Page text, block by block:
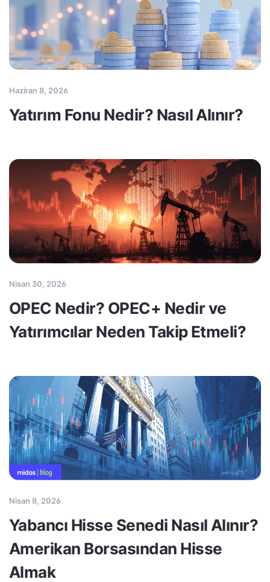
Haziran 8, 2026
Yatırım Fonu Nedir? Nasıl Alınır?
Nisan 30, 2026
OPEC Nedir? OPEC+ Nedir ve
Yatırımcılar Neden Takip Etmeli?
Nisan 8, 2026
Yabancı Hisse Senedi Nasıl Alınır?
Amerikan Borsasından Hisse
Almak